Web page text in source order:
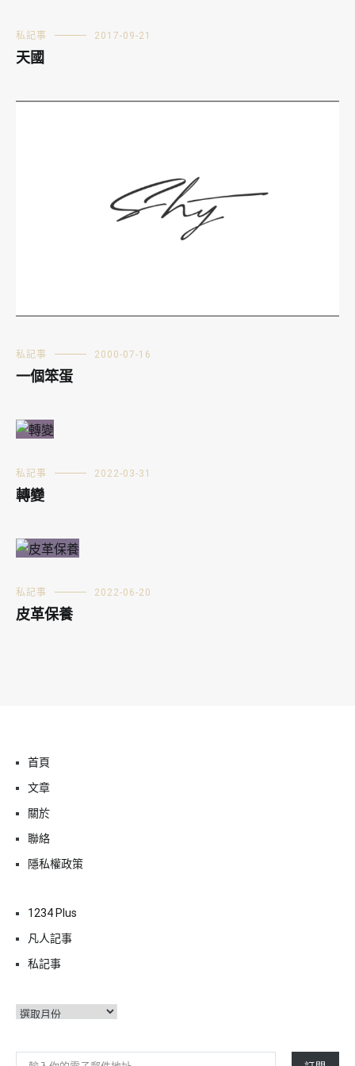
私記事 2017-09-21
天國
私記事 2000-07-16
一個笨蛋
私記事 2022-03-31
轉變
私記事 2022-06-20
皮革保養
首頁
文章
關於
聯絡
隱私權政策
1234 Plus
凡人記事
私記事
彙
輸入你的電子郵件地址…